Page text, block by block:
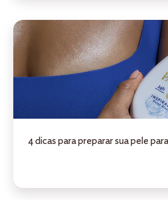
4 dicas para preparar sua pele